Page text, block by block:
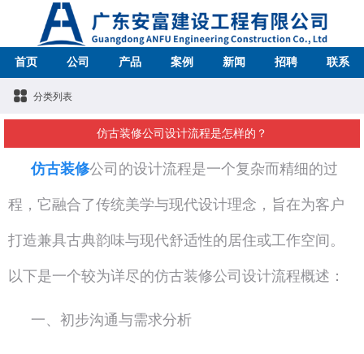
首页 公司 产品 案例 新闻 招聘 联系
分类列表
仿古装修公司设计流程是怎样的？
仿古装修公司的设计流程是一个复杂而精细的过
程，它融合了传统美学与现代设计理念，旨在为客户
打造兼具古典韵味与现代舒适性的居住或工作空间。
以下是一个较为详尽的仿古装修公司设计流程概述：
一、初步沟通与需求分析